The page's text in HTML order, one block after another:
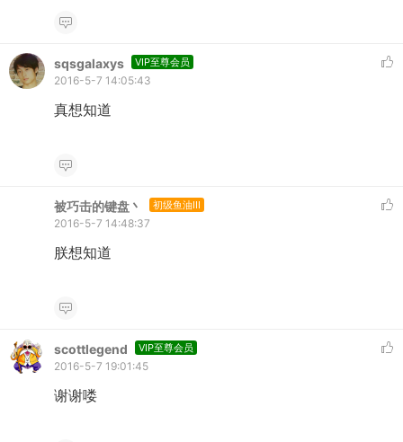
sqsgalaxys VIP至尊会员
2016-5-7 14:05:43
真想知道
被巧击的键盘丶 初级鱼油III
2016-5-7 14:48:37
朕想知道
scottlegend VIP至尊会员
2016-5-7 19:01:45
谢谢喽